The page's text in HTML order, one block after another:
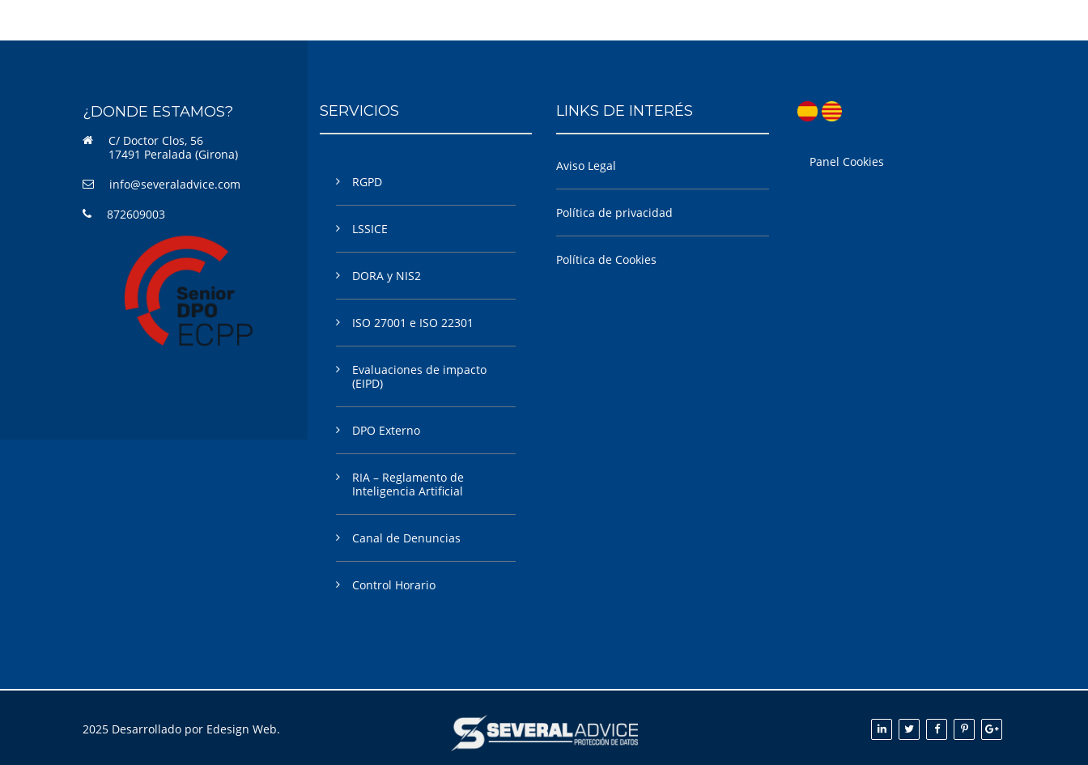
¿DONDE ESTAMOS?
C/ Doctor Clos, 56
17491 Peralada (Girona)
info@severaladvice.com
872609003
SERVICIOS
RGPD
LSSICE
DORA y NIS2
ISO 27001 e ISO 22301
Evaluaciones de impacto
(EIPD)
DPO Externo
RIA – Reglamento de
Inteligencia Artificial
Canal de Denuncias
Control Horario
LINKS DE INTERÉS
Aviso Legal
Política de privacidad
Política de Cookies
Panel Cookies
2025 Desarrollado por Edesign Web.